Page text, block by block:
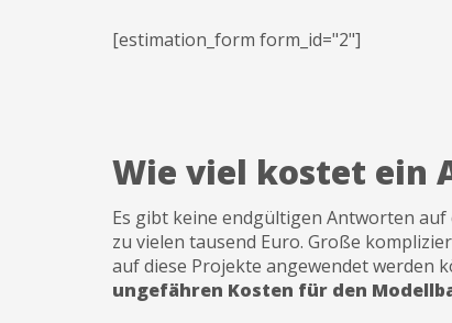
[estimation_form form_id="2"]
Wie viel kostet ein
Es gibt keine endgültigen Antworten
zu vielen tausend Euro. Große
auf diese Projekte angewendet werden
ungefähren Kosten für den